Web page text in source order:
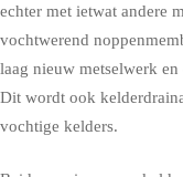
echter met ietwat andere
vochtwerend
laag nieuw metselwerk
Dit wordt ook
vochtige kelders.